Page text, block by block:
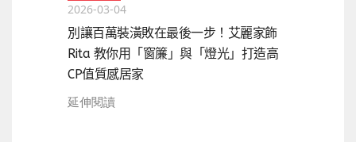
2026-03-04
別讓百萬裝潢敗在最後一步！艾麗家飾
Rita 教你用「窗簾」與「燈光」打造高
CP值質感居家
延伸閱讀